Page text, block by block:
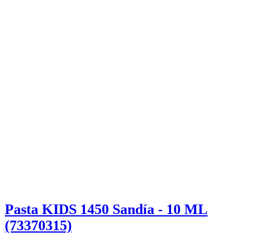
Pasta KIDS 1450 Sandía - 10 ML
(73370315)